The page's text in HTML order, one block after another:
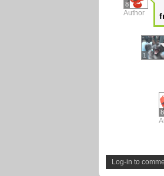
8
Author
1
8
Log-in to